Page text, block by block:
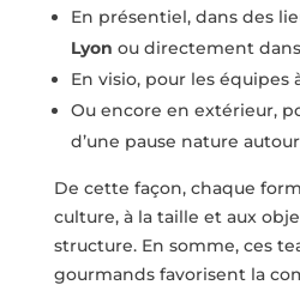
En présentiel, dans des
Lyon ou directement
En visio, pour les équipes
Ou encore en extérieur,
d’une pause nature
De cette façon, chaque
culture, à la taille et aux
structure. En somme, ces
gourmands favorisent la